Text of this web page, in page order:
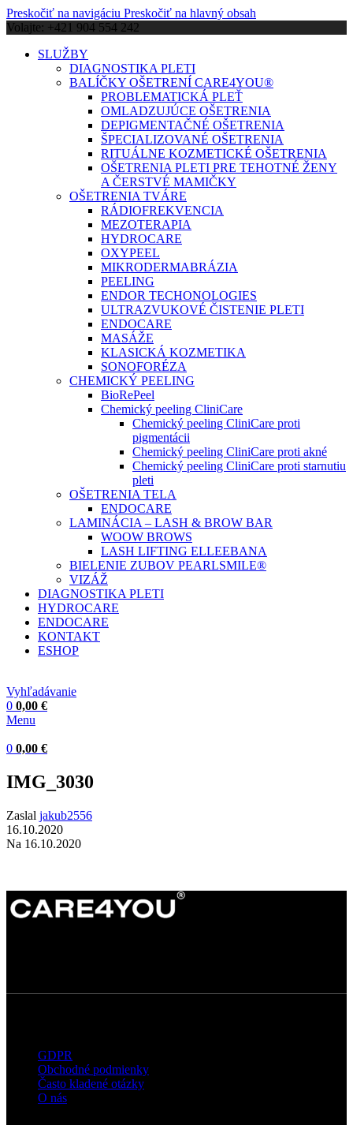
Preskočiť na navigáciu Preskočiť na hlavný obsah
Volajte: +421 904 554 242
SLUŽBY
DIAGNOSTIKA PLETI
BALÍČKY OŠETRENÍ CARE4YOU®
PROBLEMATICKÁ PLEŤ
OMLADZUJÚCE OŠETRENIA
DEPIGMENTAČNÉ OŠETRENIA
ŠPECIALIZOVANÉ OŠETRENIA
RITUÁLNE KOZMETICKÉ OŠETRENIA
OŠETRENIA PLETI PRE TEHOTNÉ ŽENY
A ČERSTVÉ MAMIČKY
OŠETRENIA TVÁRE
RÁDIOFREKVENCIA
MEZOTERAPIA
HYDROCARE
OXYPEEL
MIKRODERMABRÁZIA
PEELING
ENDOR TECHONOLOGIES
ULTRAZVUKOVÉ ČISTENIE PLETI
ENDOCARE
MASÁŽE
KLASICKÁ KOZMETIKA
SONOFORÉZA
CHEMICKÝ PEELING
BioRePeel
Chemický peeling CliniCare
Chemický peeling CliniCare proti
pigmentácii
Chemický peeling CliniCare proti akné
Chemický peeling CliniCare proti starnutiu
pleti
OŠETRENIA TELA
ENDOCARE
LAMINÁCIA – LASH & BROW BAR
WOOW BROWS
LASH LIFTING ELLEEBANA
BIELENIE ZUBOV PEARLSMILE®
VIZÁŽ
DIAGNOSTIKA PLETI
HYDROCARE
ENDOCARE
KONTAKT
ESHOP
Vyhľadávanie
0 0,00 €
Menu
0 0,00 €
IMG_3030
Zaslal jakub2556
16.10.2020
Na 16.10.2020
GDPR
Obchodné podmienky
Často kladené otázky
O nás